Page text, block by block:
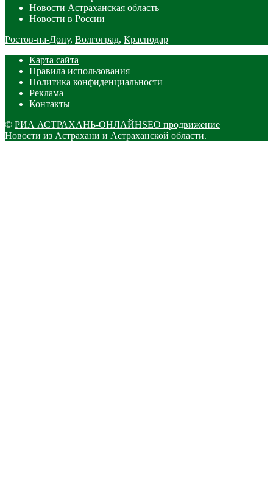
Новости Астраханская область
Новости в России
Ростов-на-Дону, Волгоград, Краснодар
Карта сайта
Правила использования
Политика конфиденциальности
Реклама
Контакты
© РИА АСТРАХАНЬ-ОНЛАЙНSEO продвижение
Новости из Астрахани и Астраханской области.